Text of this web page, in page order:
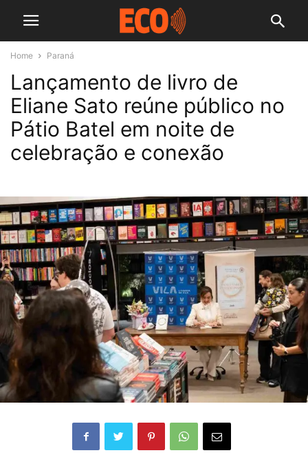
Home Paraná
Lançamento de livro de
Eliane Sato reúne público no
Pátio Batel em noite de
celebração e conexão